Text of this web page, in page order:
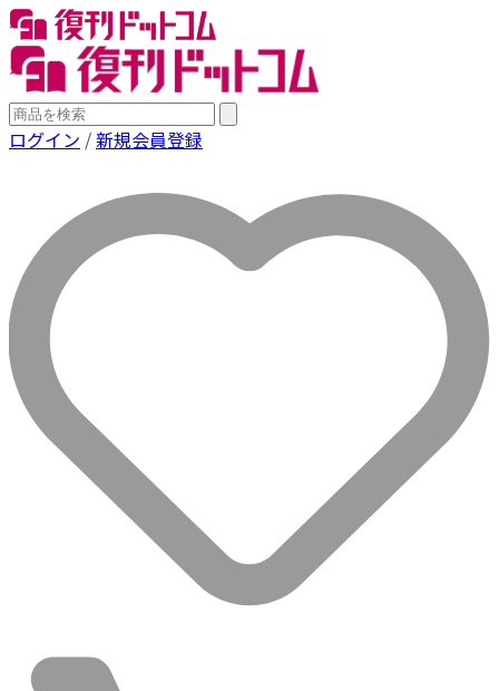
ログイン /新規会員登録